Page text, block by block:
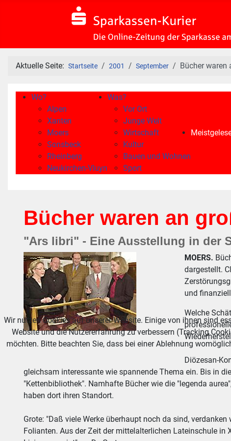
Aktuelle Seite: Startseite 2001 September Bücher waren
Wo?
Alpen
Xanten
Moers
Sonsbeck
Rheinberg
Neukirchen-Vluyn
Was?
Vor Ort
Junge Welt
Wirtschaft
Kultur
Bauen und Wohnen
Sport
Bücher waren an
"Ars libri" - Eine Ausstellung in der
MOERS.
dargestellt.
und
Welche
Diözesan-
gleichsam interessante wie spannende Thema ein. Bis in
"Kettenbibliothek". Namhafte Bücher wie die "legenda
haben dort ihren Standort.
Grote: "Daß viele Werke überhaupt noch da sind,
Folianten. Aus der Zeit der mittelalterlichen Lateinschule in
Wir nutzen Cookies auf unserer Website. Einige von ihnen sind
Website und die Nutzererfahrung zu verbessern (Tracking
möchten. Bitte beachten Sie, dass bei einer Ablehnung